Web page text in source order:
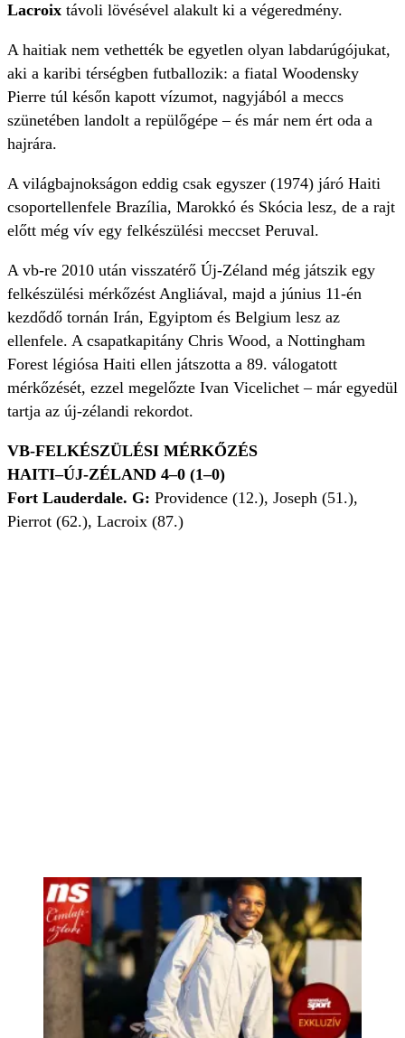
Lacroix távoli lövésével alakult ki a végeredmény.
A haitiak nem vethették be egyetlen olyan labdarúgójukat,
aki a karibi térségben futballozik: a fiatal Woodensky
Pierre túl későn kapott vízumot, nagyjából a meccs
szünetében landolt a repülőgépe – és már nem ért oda a
hajrára.
A világbajnokságon eddig csak egyszer (1974) járó Haiti
csoportellenfele Brazília, Marokkó és Skócia lesz, de a rajt
előtt még vív egy felkészülési meccset Peruval.
A vb-re 2010 után visszatérő Új-Zéland még játszik egy
felkészülési mérkőzést Angliával, majd a június 11-én
kezdődő tornán Irán, Egyiptom és Belgium lesz az
ellenfele. A csapatkapitány Chris Wood, a Nottingham
Forest légiósa Haiti ellen játszotta a 89. válogatott
mérkőzését, ezzel megelőzte Ivan Vicelichet – már egyedül
tartja az új-zélandi rekordot.
VB-FELKÉSZÜLÉSI MÉRKŐZÉS
HAITI–ÚJ-ZÉLAND 4–0 (1–0)
Fort Lauderdale. G: Providence (12.), Joseph (51.),
Pierrot (62.), Lacroix (87.)